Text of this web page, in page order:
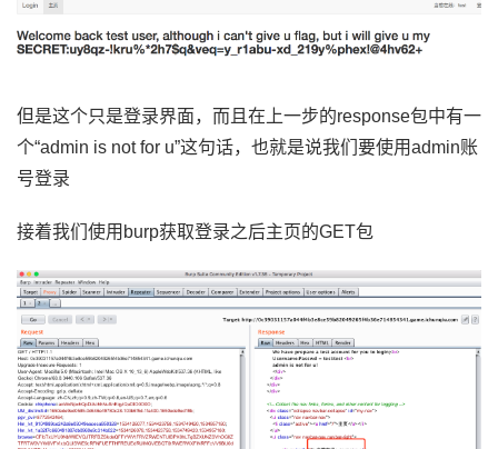
但是这个只是登录界面，而且在上一步的response包中有一
个“admin is not for u”这句话，也就是说我们要使用admin账
号登录
接着我们使用 burp获取登录之后主页的GET包